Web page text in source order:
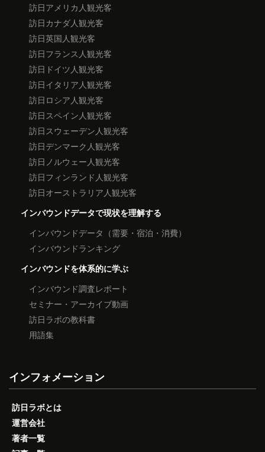
訪日アメリカ人観光客
訪日カナダ人観光客
訪日英国人観光客
訪日フランス人観光客
訪日ドイツ人観光客
訪日イタリア人観光客
訪日ロシア人観光客
訪日スペイン人観光客
訪日スウェーデン人観光客
訪日デンマーク人観光客
訪日ノルウェー人観光客
訪日フィンランド人観光客
訪日オーストラリア人観光客
インバウンドデータで現状を理解する
インバウンドデータ（需要・宿泊・消費）
インバウンドランキング
インバウンドを体系的に学ぶ
インバウンド調査レポート
セミナー・アーカイブ動画
訪日ラボの教科書
用語集
インフォメーション
訪日ラボとは
運営会社
著者一覧